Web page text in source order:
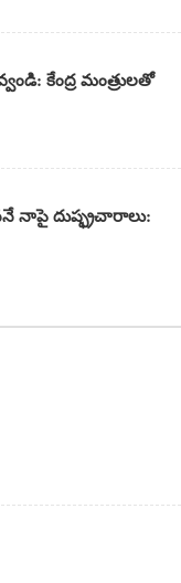
కేంద్ర మంత్రులతో
నాపై దుష్ఫ్రచారాలు: